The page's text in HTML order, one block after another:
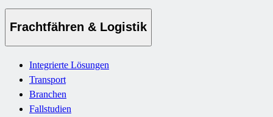
Frachtfähren & Logistik
Integrierte Lösungen
Transport
Branchen
Fallstudien